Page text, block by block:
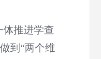
推进学查
到“两个维